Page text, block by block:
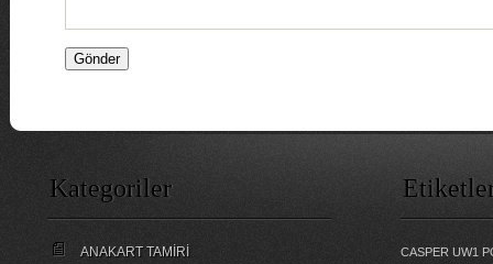
Kategoriler
ANAKART TAMİRİ
CASPER UW1